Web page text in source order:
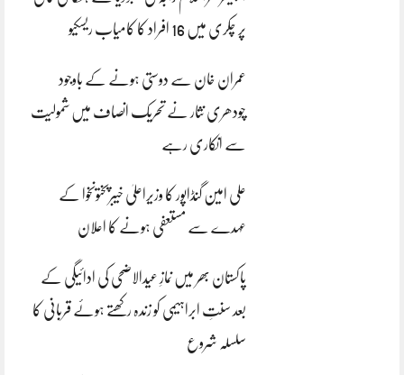
پر چکری میں 16 افراد کا کامیاب ریسکیو
عمران خان سے دوستی ہونے کے باوجود
چودھری نثار نے تحریک انصاف میں شمولیت
سے انکاری رہے
علی امین گنڈاپور کا وزیراعلیٰ خیبرپختونخوا کے
عہدے سے مستعفی ہونے کا اعلان
پاکستان بھر میں نمازِ عیدالاضحی کی ادائیگی کے
بعد سنتِ ابراہیمی کو زندہ رکھتے ہوئے قربانی کا
سلسلہ شروع